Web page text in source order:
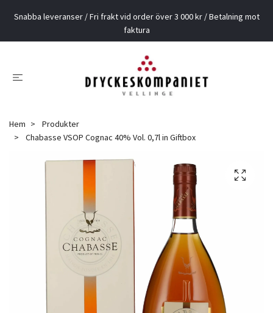
Snabba leveranser / Fri frakt vid order över 3 000 kr / Betalning mot
faktura
Hem
Produkter
Chabasse VSOP Cognac 40% Vol. 0,7l in Giftbox